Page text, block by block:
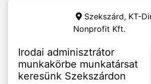
Szekszárd, KT-
Nonprofit Kft.
Irodai adminisztrátor
munkakörbe munkatársat
keresünk Szekszárdon